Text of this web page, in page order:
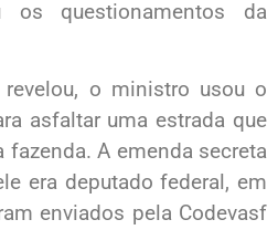
os questionamentos da
o ministro usou o
asfaltar uma estrada que
fazenda. A emenda secreta
era deputado federal, em
enviados pela Codevasf